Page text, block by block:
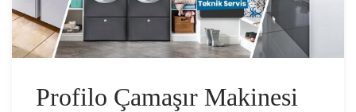
Profilo Çamaşır Makinesi